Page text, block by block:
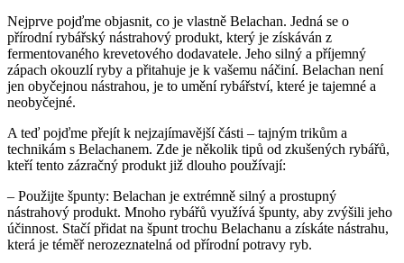
Nejprve pojďme objasnit, co je vlastně⁣ Belachan. Jedná se⁤ o
přírodní rybářský nástrahový produkt,⁢ který je získáván z
fermentovaného krevetového dodavatele. Jeho silný a příjemný
zápach ⁤okouzlí⁤ ryby a přitahuje je k vašemu náčiní. Belachan není
jen obyčejnou nástrahou, ⁣je‌ to‌ umění rybářství, které je tajemné​ a
neobyčejné.
A ⁤teď pojďme⁤ přejít k nejzajímavější části – tajným trikům a
technikám s ⁣Belachanem. Zde je několik‌ tipů od zkušených rybářů,
kteří ‍tento zázračný produkt již dlouho používají:
– Použijte špunty: Belachan je‌ extrémně silný a prostupný
nástrahový⁤ produkt. Mnoho rybářů využívá špunty, aby ‌zvýšili jeho
účinnost. Stačí přidat na špunt trochu Belachanu a získáte nástrahu,
která ⁣je téměř nerozeznatelná od přírodní potravy‌ ryb.